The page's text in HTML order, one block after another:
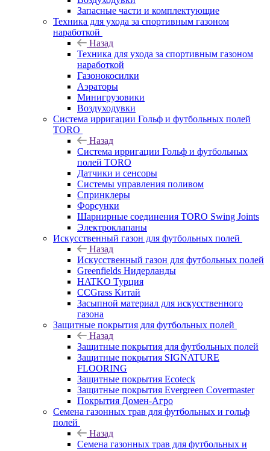
Запасные части и комплектующие
Техника для ухода за спортивным газоном
наработкой
Назад
Техника для ухода за спортивным газоном
наработкой
Газонокосилки
Аэраторы
Минигрузовики
Воздуходувки
Система ирригации Гольф и футбольных полей
TORO
Назад
Система ирригации Гольф и футбольных
полей TORO
Датчики и сенсоры
Системы управления поливом
Спринклеры
Форсунки
Шарнирные соединения TORO Swing Joints
Электроклапаны
Искусственный газон для футбольных полей
Назад
Искусственный газон для футбольных полей
Greenfields Нидерланды
HATKO Турция
CCGrass Китай
Засыпной материал для искусственного
газона
Защитные покрытия для футбольных полей
Назад
Защитные покрытия для футбольных полей
Защитные покрытия SIGNATURE
FLOORING
Защитные покрытия Ecoteck
Защитные покрытия Evergreen Covermaster
Покрытия Домен-Агро
Семена газонных трав для футбольных и гольф
полей
Назад
Семена газонных трав для футбольных и